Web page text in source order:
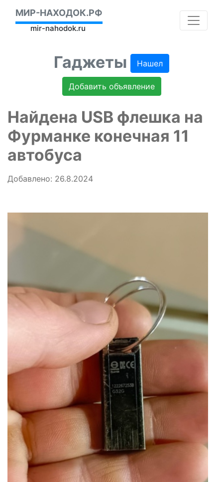
МИР-НАХОДОК.РФ
mir-nahodok.ru
Гаджеты Нашел
Добавить объявление
Найдена USB флешка на
Фурманке конечная 11
автобуса
Добавлено: 26.8.2024